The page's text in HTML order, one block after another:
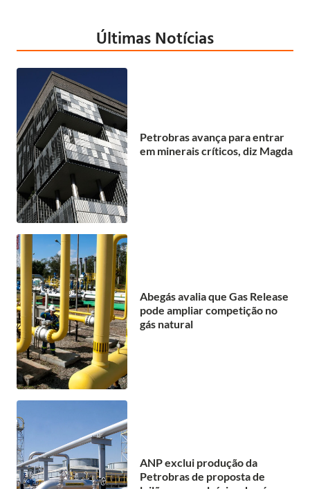
Últimas Notícias
Petrobras avança para entrar
em minerais críticos, diz Magda
Abegás avalia que Gas Release
pode ampliar competição no
gás natural
ANP exclui produção da
Petrobras de proposta de